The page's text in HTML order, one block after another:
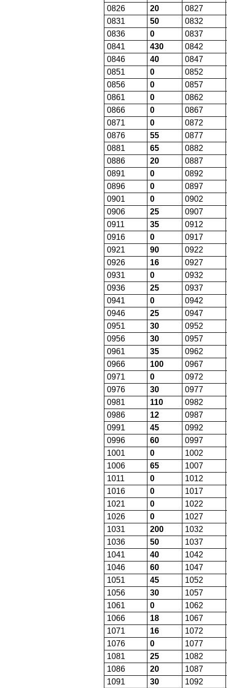
0826
20
0827
0831
50
0832
0836
0
0837
0841
430
0842
0846
40
0847
0851
0
0852
0856
0
0857
0861
0
0862
0866
0
0867
0871
0
0872
0876
55
0877
0881
65
0882
0886
20
0887
0891
0
0892
0896
0
0897
0901
0
0902
0906
25
0907
0911
35
0912
0916
0
0917
0921
90
0922
0926
16
0927
0931
0
0932
0936
25
0937
0941
0
0942
0946
25
0947
0951
30
0952
0956
30
0957
0961
35
0962
0966
100
0967
0971
0
0972
0976
30
0977
0981
110
0982
0986
12
0987
0991
45
0992
0996
60
0997
1001
0
1002
1006
65
1007
1011
0
1012
1016
0
1017
1021
0
1022
1026
0
1027
1031
200
1032
1036
50
1037
1041
40
1042
1046
60
1047
1051
45
1052
1056
30
1057
1061
0
1062
1066
18
1067
1071
16
1072
1076
0
1077
1081
25
1082
1086
20
1087
1091
30
1092